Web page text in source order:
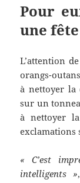
Pour
une fête
L’attention
orangs-
à nettoyer la
sur un
à nettoyer
exclamations
« C’est
intelligents »